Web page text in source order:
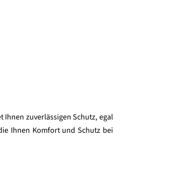
zuverlässigen Schutz, egal
Ihnen Komfort und Schutz bei